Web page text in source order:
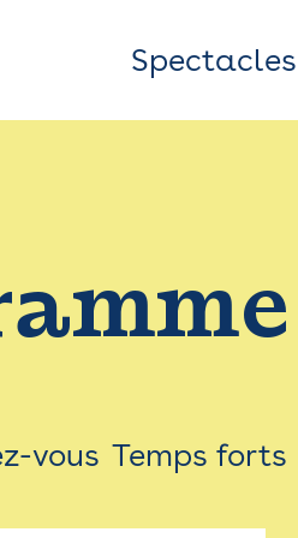
Top
Bar
Menu
Spectacles
vous Temps forts